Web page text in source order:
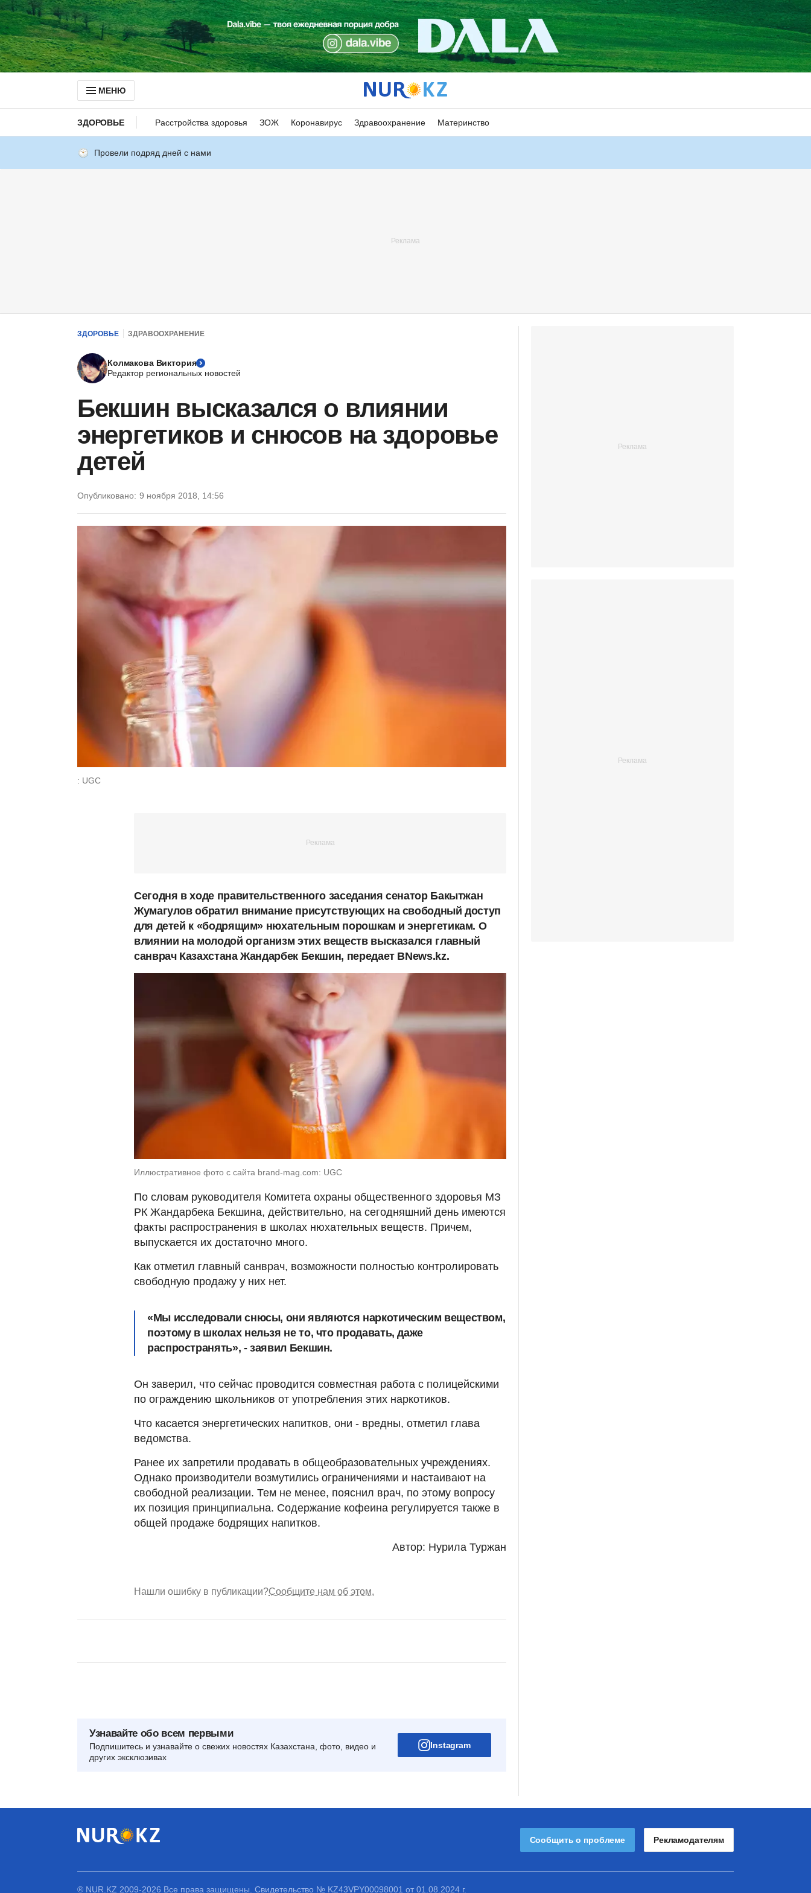
МЕНЮ
ЗДОРОВЬЕ Расстройства здоровья ЗОЖ Коронавирус Здравоохранение Материнство
Провели подряд дней с нами
ЗДОРОВЬЕ ЗДРАВООХРАНЕНИЕ
Колмакова Виктория
Редактор региональных новостей
Бекшин высказался о влиянии
энергетиков и снюсов на здоровье
детей
Опубликовано: 9 ноября 2018, 14:56
: UGC
Сегодня в ходе правительственного заседания сенатор Бакытжан
Жумагулов обратил внимание присутствующих на свободный доступ
для детей к «бодрящим» нюхательным порошкам и энергетикам. О
влиянии на молодой организм этих веществ высказался главный
санврач Казахстана Жандарбек Бекшин, передает BNews.kz.
Иллюстративное фото с сайта brand-mag.com: UGC
По словам руководителя Комитета охраны общественного здоровья МЗ
РК Жандарбека Бекшина, действительно, на сегодняшний день имеются
факты распространения в школах нюхательных веществ. Причем,
выпускается их достаточно много.
Как отметил главный санврач, возможности полностью контролировать
свободную продажу у них нет.
«Мы исследовали снюсы, они являются наркотическим веществом,
поэтому в школах нельзя не то, что продавать, даже
распространять», - заявил Бекшин.
Он заверил, что сейчас проводится совместная работа с полицейскими
по ограждению школьников от употребления этих наркотиков.
Что касается энергетических напитков, они - вредны, отметил глава
ведомства.
Ранее их запретили продавать в общеобразовательных учреждениях.
Однако производители возмутились ограничениями и настаивают на
свободной реализации. Тем не менее, пояснил врач, по этому вопросу
их позиция принципиальна. Содержание кофеина регулируется также в
общей продаже бодрящих напитков.
Автор: Нурила Туржан
Нашли ошибку в публикации?Сообщите нам об этом.
Узнавайте обо всем первыми
Подпишитесь и узнавайте о свежих новостях Казахстана, фото, видео и
других эксклюзивах
Instagram
Сообщить о проблеме Рекламодателям
® NUR.KZ 2009-2026 Все права защищены. Свидетельство № KZ43VPY00098001 от 01.08.2024 г.